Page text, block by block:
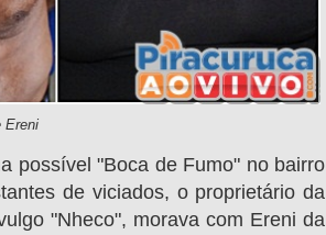
Ereni
possível "Boca de Fumo" no bairro
de viciados, o proprietário da
"Nheco", morava com Ereni da